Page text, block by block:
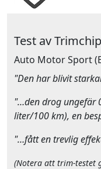
Test av Trimchip
Auto Motor Sport
"Den har blivit
"…den drog ungefär
liter/100 km), en
"…fått en trevlig
(Notera att trim-testet